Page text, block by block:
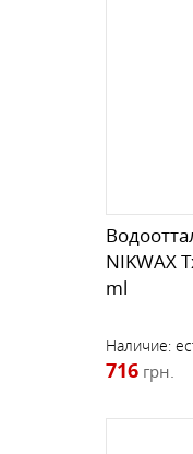
NIKWAX
ml
Наличие:
716 грн.